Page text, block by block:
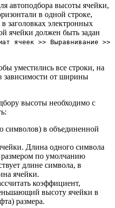
автоподбора высоты ячейки,
в одной строке,
заголовках электронных
ячейки должен быть задан
ячеек >> Выравнивание >>
уместились все строки, на
зависимости от ширины
высоты необходимо с
символов) в объединенной
Длина одного символа
по умолчанию
длине символа, в
ячейки.
коэффициент,
высоту ячейки в
размера.